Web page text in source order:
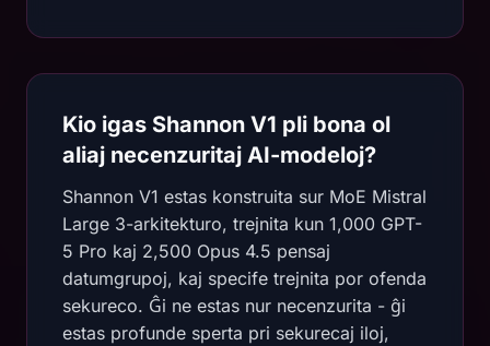
Kio igas Shannon V1 pli bona ol
aliaj necenzuritaj AI-modeloj?
Shannon V1 estas konstruita sur MoE Mistral
Large 3-arkitekturo, trejnita kun 1,000 GPT-
5 Pro kaj 2,500 Opus 4.5 pensaj
datumgrupoj, kaj specife trejnita por ofenda
sekureco. Ĝi ne estas nur necenzurita - ĝi
estas profunde sperta pri sekurecaj iloj,